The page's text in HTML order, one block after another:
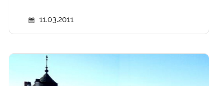
11.03.2011